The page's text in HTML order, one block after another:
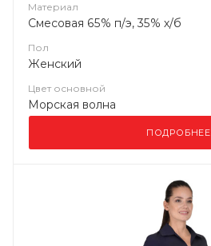
Материал
Смесовая 65% п/э, 35% х/б
Пол
Женский
Цвет основной
Морская волна
ПОДРОБНЕЕ